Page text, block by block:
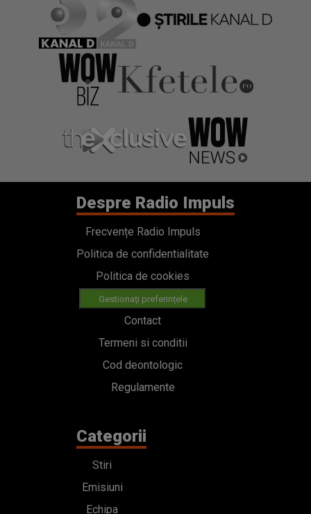
Despre Radio Impuls
Frecvențe Radio Impuls
Politica de confidentialitate
Politica de cookies
Gestionați preferințele
Contact
Termeni si conditii
Cod deontologic
Regulamente
Categorii
Stiri
Emisiuni
Echipa